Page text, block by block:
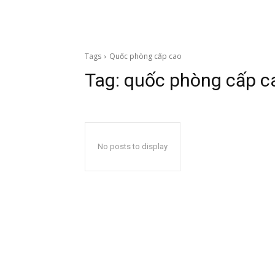
Tags Quốc phòng cấp cao
Tag: quốc phòng cấp
No posts to display